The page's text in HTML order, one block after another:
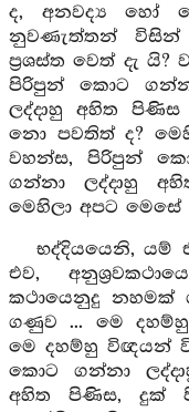
ද, අනවද්‍ය හෝ
නුවණැත්තන්
ප්‍රශස්ත වෙත් දැ
පිරිපුන් කොට
ලද්දාහු අහිත
නො පවතිත් ද?
වහන්ස, පිරිපුන්
ගන්නා ලද්දාහු
මෙහිලා අපට මෙසේ
භද්දියයෙනි, යම්
එව,
කථායෙනුදු නහමක්
ගණුව ... මෙ
මෙ දහම්හු විඥයන්
කොට ගන්නා
අහිත පිණිස, දුක්